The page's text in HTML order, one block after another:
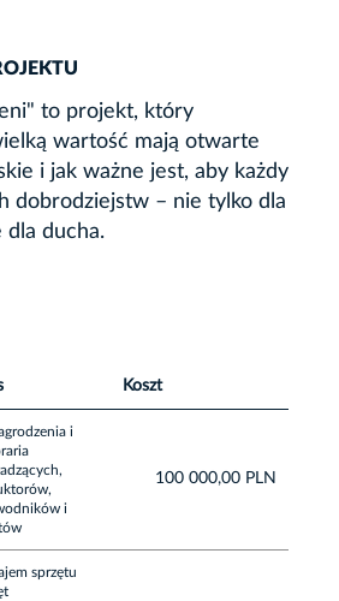
to projekt, który
wartość mają otwarte
i jak ważne jest, aby każdy
dobrodziejstw – nie tylko dla
dla ducha.
Koszt
i
i
100 000,00 PLN
sprzętu